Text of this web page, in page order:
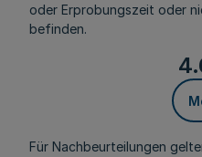
oder Erprobungszeit oder
befinden.
Für Nachbeurteilungen